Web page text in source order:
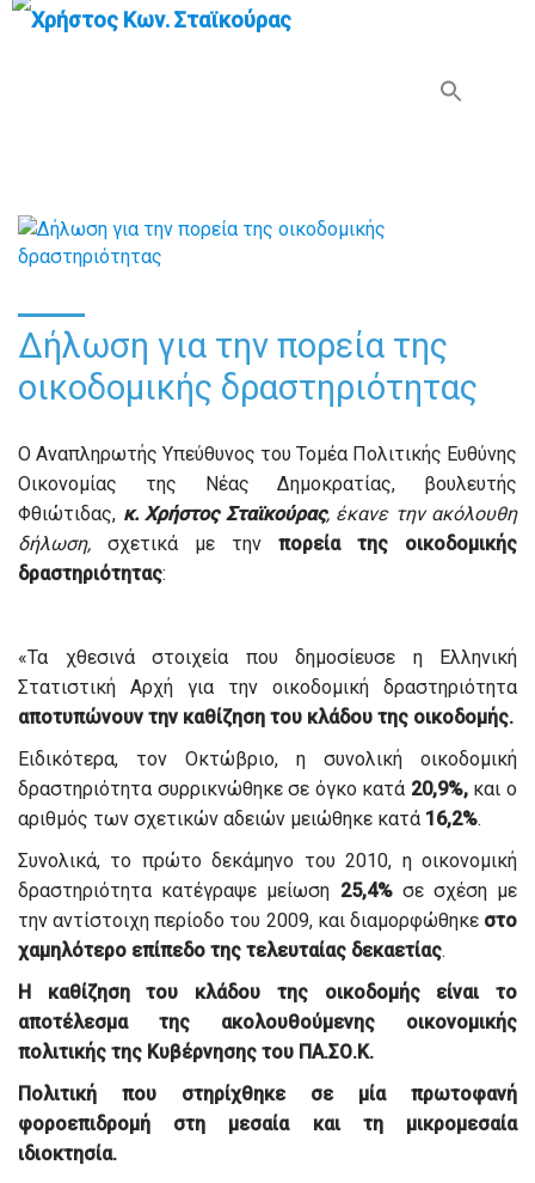
Δήλωση για την πορεία της
οικοδομικής δραστηριότητας
Ο Αναπληρωτής Υπεύθυνος του Τομέα Πολιτικής Ευθύνης
Οικονομίας της Νέας Δημοκρατίας, βουλευτής
Φθιώτιδας, κ. Χρήστος Σταϊκούρας, έκανε την ακόλουθη
δήλωση,
σχετικά με την πορεία της οικοδομικής
δραστηριότητας:
«Τα χθεσινά στοιχεία που δημοσίευσε η Ελληνική
Στατιστική Αρχή για την οικοδομική δραστηριότητα
αποτυπώνουν την καθίζηση του κλάδου της οικοδομής.
Ειδικότερα, τον Οκτώβριο, η συνολική οικοδομική
δραστηριότητα συρρικνώθηκε σε όγκο κατά 20,9%,και ο
αριθμός των σχετικών αδειών μειώθηκε κατά 16,2%.
Συνολικά, το πρώτο δεκάμηνο του 2010, η οικονομική
δραστηριότητα κατέγραψε μείωση 25,4%σε σχέση με
την αντίστοιχη περίοδο του 2009, και διαμορφώθηκε στο
χαμηλότερο επίπεδο της τελευταίας δεκαετίας.
Η καθίζηση του κλάδου της οικοδομής είναι το
αποτέλεσμα της ακολουθούμενης οικονομικής
πολιτικής της Κυβέρνησης του ΠΑ.ΣΟ.Κ.
Πολιτική που στηρίχθηκε σε μία πρωτοφανή
φοροεπιδρομή στη μεσαία και τη μικρομεσαία
ιδιοκτησία.